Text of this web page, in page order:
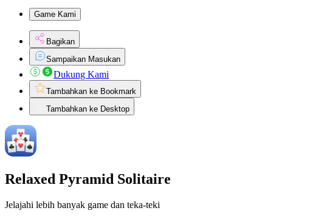
Game Kami
Bagikan
Sampaikan Masukan
Dukung Kami
Tambahkan ke Bookmark
Tambahkan ke Desktop
Relaxed Pyramid Solitaire
Jelajahi lebih banyak game dan teka-teki